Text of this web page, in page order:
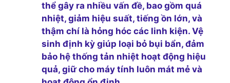
thể gây ra nhiều vấn đề, bao gồm quá
nhiệt, giảm hiệu suất, tiếng ồn lớn, và
thậm chí là hỏng hóc các linh kiện. Vệ
sinh định kỳ giúp loại bỏ bụi bẩn, đảm
bảo hệ thống tản nhiệt hoạt động hiệu
quả, giữ cho máy tính luôn mát mẻ và